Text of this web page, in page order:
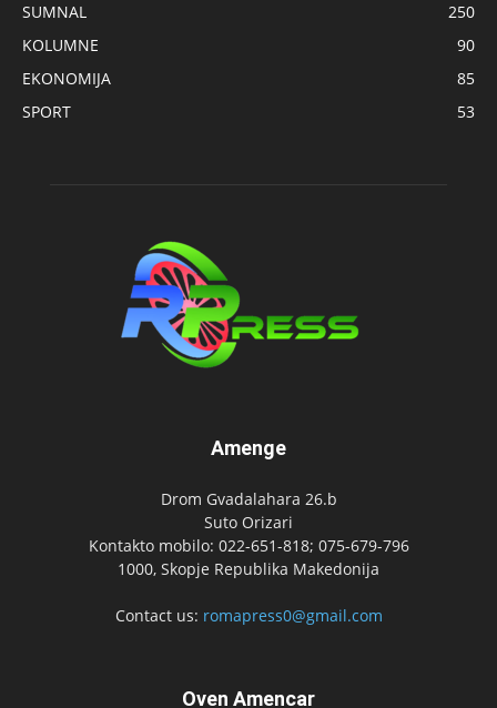
SUMNAL
250
KOLUMNE
90
EKONOMIJA
85
SPORT
53
Amenge
Drom Gvadalahara 26.b
Suto Orizari
Kontakto mobilo: 022-651-818; 075-679-796
1000, Skopje Republika Makedonija
Contact us: romapress0@gmail.com
Oven Amencar